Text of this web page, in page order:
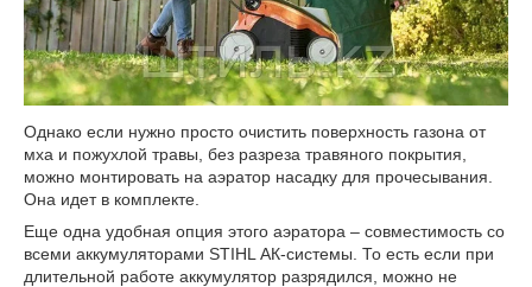
Однако если нужно просто очистить поверхность газона от
мха и пожухлой травы, без разреза травяного покрытия,
можно монтировать на аэратор насадку для прочесывания.
Она идет в комплекте.
Еще одна удобная опция этого аэратора – совместимость со
всеми аккумуляторами STIHL АК-системы. То есть если при
длительной работе аккумулятор разрядился, можно не